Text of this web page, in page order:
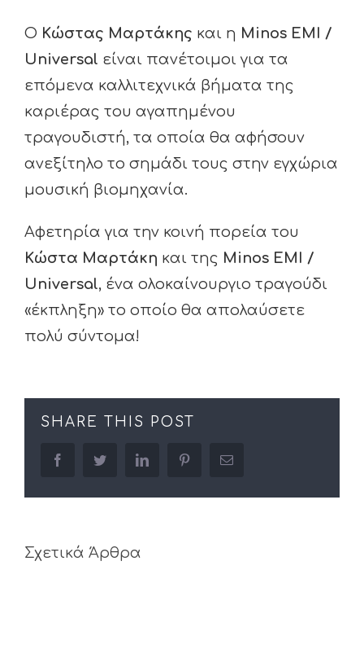
Ο Κώστας Μαρτάκης και η Minos EMI /
Universal είναι πανέτοιμοι για τα
επόμενα καλλιτεχνικά βήματα της
καριέρας του αγαπημένου
τραγουδιστή, τα οποία θα αφήσουν
ανεξίτηλο το σημάδι τους στην εγχώρια
μουσική βιομηχανία.
Αφετηρία για την κοινή πορεία του
Κώστα Μαρτάκη και της Minos EMI /
Universal, ένα ολοκαίνουργιο τραγούδι
«έκπληξη» το οποίο θα απολαύσετε
πολύ σύντομα!
SHARE THIS POST
facebooktwitter linkedin pinterestEmail
Σχετικά Άρθρα